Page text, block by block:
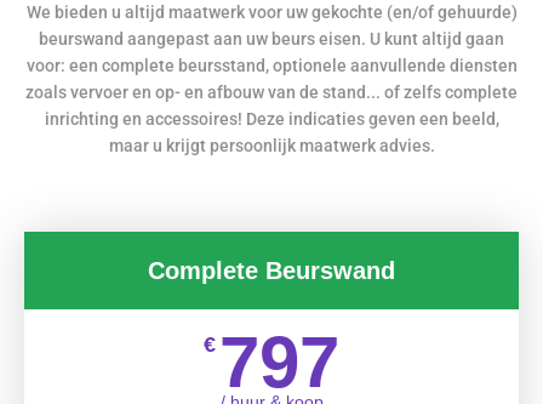
We bieden u altijd maatwerk voor uw gekochte (en/of gehuurde)
beurswand aangepast aan uw beurs eisen. U kunt altijd gaan
voor: een complete beursstand, optionele aanvullende diensten
zoals vervoer en op- en afbouw van de stand... of zelfs complete
inrichting en accessoires! Deze indicaties geven een beeld,
maar u krijgt persoonlijk maatwerk advies.
Complete Beurswand
€ 797